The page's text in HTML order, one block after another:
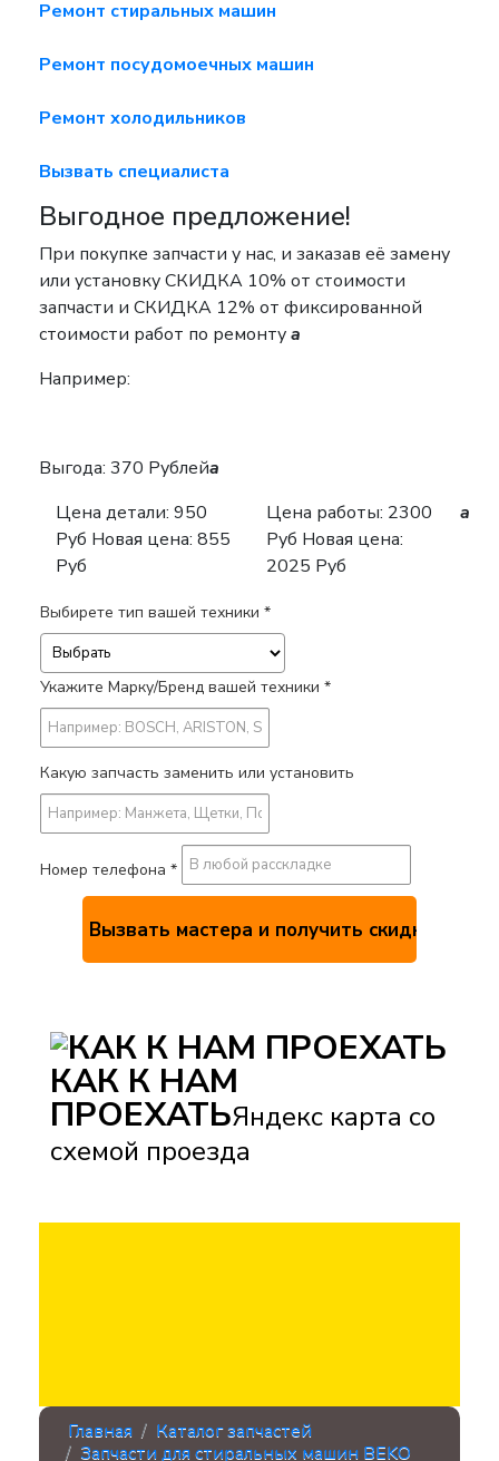
Ремонт стиральных машин
Ремонт посудомоечных машин
Ремонт холодильников
Вызвать специалиста
Выгодное предложение!
При покупке запчасти у нас, и заказав её замену
или установкуСКИДКА 10% от стоимости
запчасти и СКИДКА 12% от фиксированной
стоимости работ по ремонтуa
Например:
Выгода: 370 Рублейa
Цена детали: 950
Руб Новая цена: 855
Руб
Цена работы: 2300
Руб Новая цена:
2025 Руб
a
Выбирете тип вашей техники *
Укажите Марку/Бренд вашей техники *
Какую запчасть заменить или установить
Номер телефона *
КАК К НАМ
ПРОЕХАТЬЯндекс карта со
схемой проезда
Главная
Каталог запчастей
Запчасти для стиральных машин BEKO